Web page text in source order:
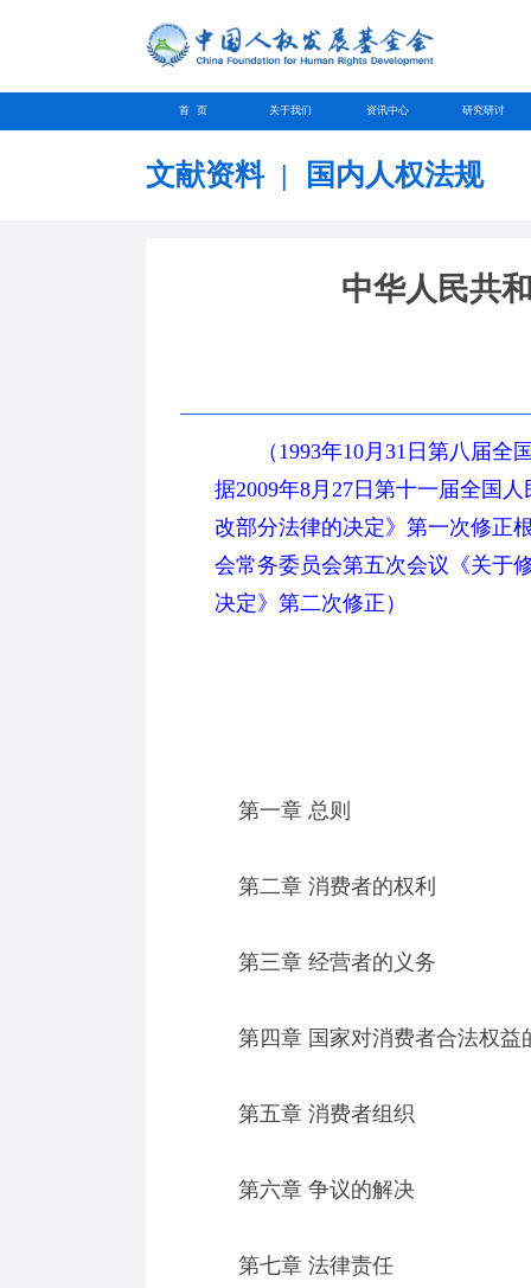
首 页 关于我们 资讯中心 研究研讨
文献资料 | 国内人权法规
中华人民共
（1993年10月31日第八届全
据2009年8月27日第十一届全国
改部分法律的决定》第一次修正
会常务委员会第五次会议《关于
决定》第二次修正）
第一章 总则
第二章 消费者的权利
第三章 经营者的义务
第四章 国家对消费者合法权益
第五章 消费者组织
第六章 争议的解决
第七章 法律责任